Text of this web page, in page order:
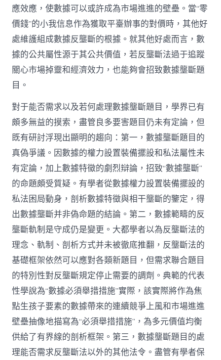
應效應，使數據可以或許成為市場進進的壁壘。當“零
價錢”的小我信息作為獲取平臺辦事的對價時，其他好
處維護組成數據反壟斷的根據。就其他好處而言，數
據的公共屬性源于其公共價值，若反壟斷法過于追蹤
關心市場掉靈和經濟效力，也能夠會招致數據壟斷題
目。
對于能否需求以及若何處理數據壟斷題目，學界已有
頗多無益的摸索，盡管良多要害題目仍未有定論，但
既有研討浮現出顯明的趨向：第一，數據壟斷題目的
真偽爭議。因數據的權力設置裝備擺設和私法屬性未
有定論，加上數據特徵的劇烈辯論，招致“數據壟斷”
的命題頗受質疑。有學者從數據權力設置裝備擺設的
私法困局動身，剖析數據特徵與相干壟斷的鑒定，得
出數據壟斷并非偽命題的結論。第二，數據範疇的反
壟斷軌制是守成仍是變更。大都學者以為反壟斷法的
理念、軌制、剖析方式并未被徹底推翻，反壟斷法的
基礎框架依然可以應對各類新題目，但需求聯合題目
的特別性對反壟斷規定停止需要的調劑。典範的代表
性學說為“數據必須舉措措施”實際，該實際將作為焦
點生孩子要素的數據帶來的連續競爭上風和市場進進
壁壘抽像地描寫為“必須舉措措施”，為多元價值均衡
供給了有界線的剖析框架。第三，數據壟斷題目的處
理能否需求反壟斷法以外的其他法令。盡管有學者保